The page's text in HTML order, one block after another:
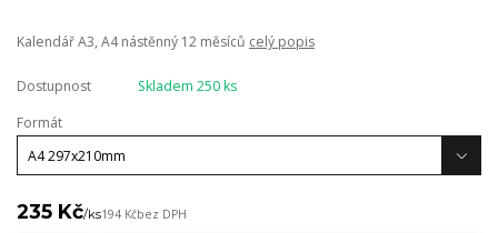
Kalendář A3, A4 nástěnný 12 měsíců celý popis
Dostupnost
Skladem 250 ks
Formát
235 Kč/ks194 Kčbez DPH